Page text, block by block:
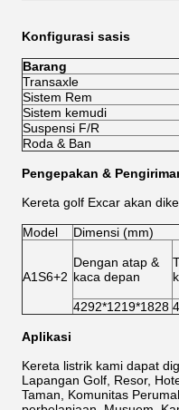
Konfigurasi sasis
Barang
Transaxle
Sistem Rem
Sistem kemudi
Suspensi F/R
Roda & Ban
Pengepakan &
Kereta golf Excar akan
Model Dimensi (mm)
A1S6+2
Dengan atap &
kaca depan
4292*1219*1828
Aplikasi
Kereta listrik kami dapat
Lapangan Golf, Resor,
Taman, Komunitas